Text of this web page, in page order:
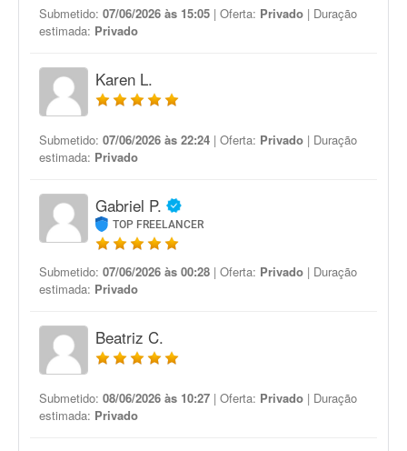
Submetido: 07/06/2026 às 15:05 | Oferta: Privado | Duração
estimada: Privado
Karen L.
Submetido: 07/06/2026 às 22:24 | Oferta: Privado | Duração
estimada: Privado
Gabriel P.
TOP FREELANCER
Submetido: 07/06/2026 às 00:28 | Oferta: Privado | Duração
estimada: Privado
Beatriz C.
Submetido: 08/06/2026 às 10:27 | Oferta: Privado | Duração
estimada: Privado